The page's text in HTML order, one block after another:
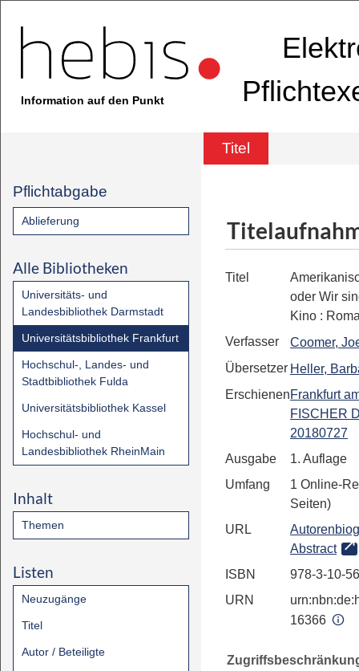
Information auf den Punkt
Titel
Pflichtabgabe
Ablieferung
Alle Bibliotheken
Universitäts- und
Landesbibliothek Darmstadt
Universitätsbibliothek Frankfurt
Hochschul-, Landes- und
Stadtbibliothek Fulda
Universitätsbibliothek Kassel
Hochschul- und
Landesbibliothek RheinMain
Inhalt
Themen
Listen
Neuzugänge
Titel
Autor / Beteiligte
Titel
oder Wir
Kino :
Verfasser
Coomer,
Übersetzer Heller,
ErschienenFrankfurt
FISCHER
20180727
Ausgabe
1. Auflage
Umfang
1 Online-
Seiten)
URL
Abstract
ISBN
978-3-10-
URN
16366